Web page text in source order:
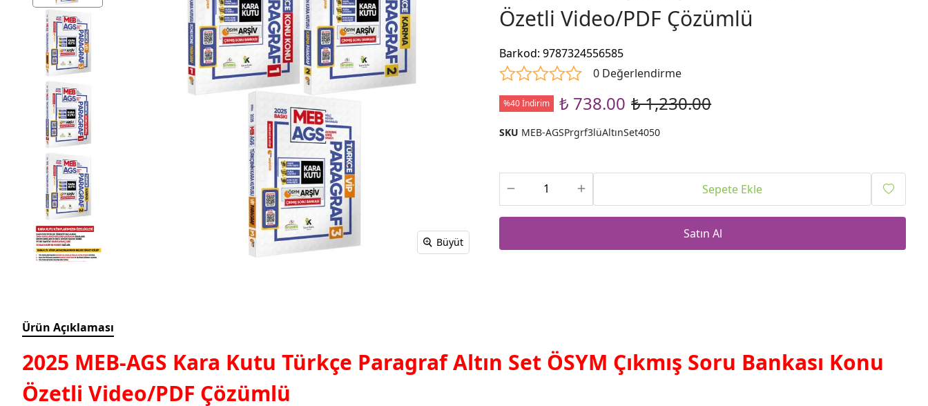
Büyüt
Özetli Video/PDF Çözümlü
Barkod:9787324556585
0 Değerlendirme
%40 İndirim ₺ 738.00 ₺ 1,230.00
SKU MEB-AGSPrgrf3lüAltınSet4050
Sepete Ekle
Satın Al
Ürün Açıklaması
2025 MEB-AGS Kara Kutu Türkçe Paragraf Altın Set ÖSYM Çıkmış Soru Bankası Konu
Özetli Video/PDF Çözümlü